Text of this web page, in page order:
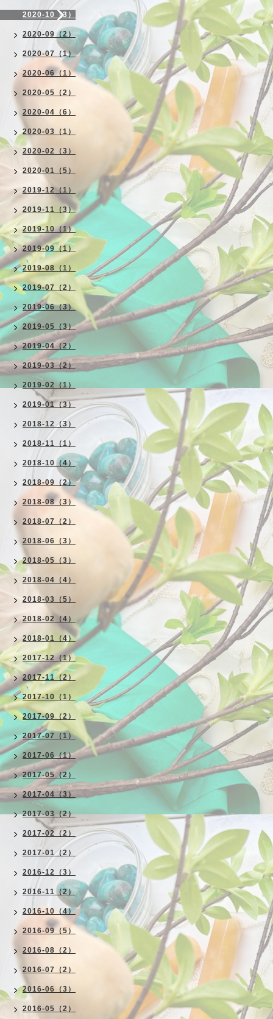
2020-10（3）
2020-09（2）
2020-07（1）
2020-06（1）
2020-05（2）
2020-04（6）
2020-03（1）
2020-02（3）
2020-01（5）
2019-12（1）
2019-11（3）
2019-10（1）
2019-09（1）
2019-08（1）
2019-07（2）
2019-06（3）
2019-05（3）
2019-04（2）
2019-03（2）
2019-02（1）
2019-01（3）
2018-12（3）
2018-11（1）
2018-10（4）
2018-09（2）
2018-08（3）
2018-07（2）
2018-06（3）
2018-05（3）
2018-04（4）
2018-03（5）
2018-02（4）
2018-01（4）
2017-12（1）
2017-11（2）
2017-10（1）
2017-09（2）
2017-07（1）
2017-06（1）
2017-05（2）
2017-04（3）
2017-03（2）
2017-02（2）
2017-01（2）
2016-12（3）
2016-11（2）
2016-10（4）
2016-09（5）
2016-08（2）
2016-07（2）
2016-06（3）
2016-05（2）